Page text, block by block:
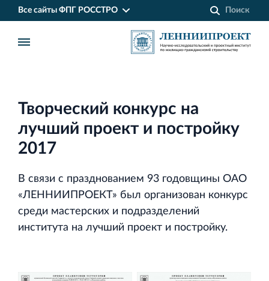
Все сайты ФПГ РОССТРО
Финансово‐промышленная группа РОССТРО
Творческий конкурс на
лучший проект и постройку
2017
В связи с празднованием 93 годовщины ОАО
«ЛЕННИИПРОЕКТ» был организован конкурс
среди мастерских и подразделений
института на лучший проект и постройку.